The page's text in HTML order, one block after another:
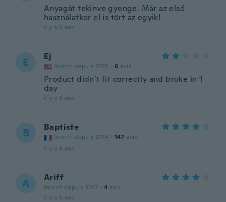
Anyagát tekinve gyenge. Már az első
használatkor el is tört az egyik!
il y a 6 ans
E Ej
Inscrit depuis 2015 · 6 avis
Product didn’t fit correctly and broke in 1
day
il y a 6 ans
B Baptiste
Inscrit depuis 2014 · 147 avis
il y a 6 ans
A Ariff
Inscrit depuis 2017 · 4 avis
il y a 6 ans